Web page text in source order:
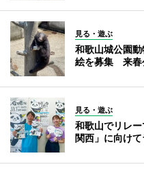
見る・遊ぶ
和歌山城公園
絵を募集 来春
見る・遊ぶ
和歌山でリレ
関西」に向け